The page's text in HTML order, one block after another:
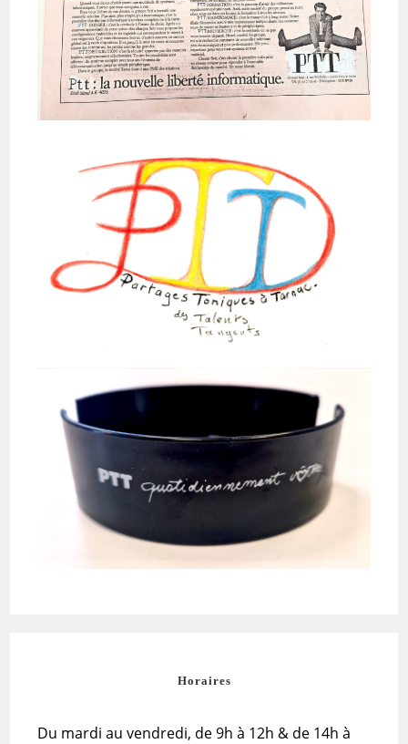
Horaires
Du mardi au vendredi, de 9h à 12h & de 14h à